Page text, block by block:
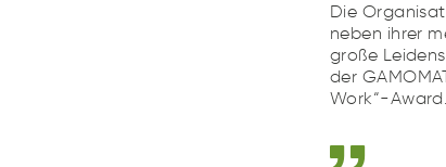
Die
neben ihrer
große
der
Work“-Award.